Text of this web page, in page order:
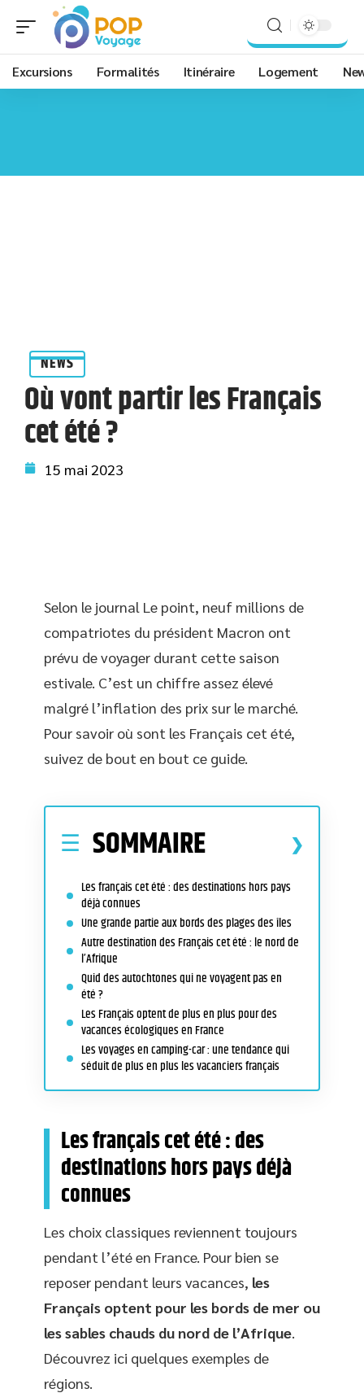
Excursions Formalités Itinéraire Logement
NEWS
Où vont partir les Français
cet été ?
15 mai 2023
Selon le journal Le point, neuf millions de
compatriotes du président Macron ont
prévu de voyager durant cette saison
estivale. C’est un chiffre assez élevé
malgré l’inflation des prix sur le marché.
Pour savoir où sont les Français cet été,
suivez de bout en bout ce guide.
SOMMAIRE
Les français cet été : des destinations hors pays
déjà connues
Une grande partie aux bords des plages des îles
Autre destination des Français cet été : le nord de
l’Afrique
Quid des autochtones qui ne voyagent pas en
été ?
Les Français optent de plus en plus pour des
vacances écologiques en France
Les voyages en camping-car : une tendance qui
séduit de plus en plus les vacanciers français
Les français cet été : des
destinations hors pays déjà
connues
Les choix classiques reviennent toujours
pendant l’été en France. Pour bien se
reposer pendant leurs vacances, les
Français optent pour les bords de mer ou
les sables chauds du nord de l’Afrique.
Découvrez ici quelques exemples de
régions.